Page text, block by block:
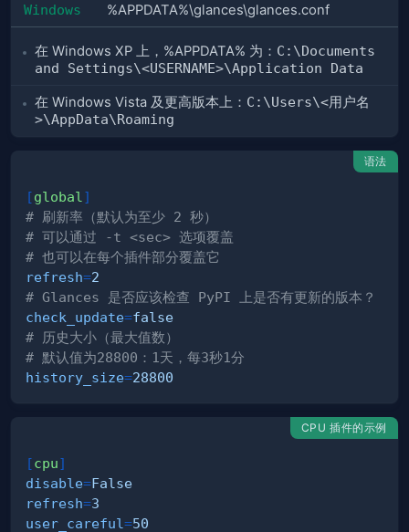
Windows %APPDATA%\glances\glances.conf
在 Windows XP 上，%APPDATA% 为： C:\Documents
and Settings\<USERNAME>\Application Data
在 Windows Vista 及更高版本上： C:\Users\<用户名
>\AppData\Roaming
语法
[global ]
# 刷新率（默认为至少 2 秒）
# 可以通过 -t <sec> 选项覆盖
# 也可以在每个插件部分覆盖它
refresh=2
# Glances 是否应该检查 PyPI 上是否有更新的版本？
check_update=false
# 历史大小（最大值数）
# 默认值为28800：1天，每3秒1分
history_size=28800
CPU 插件的示例
[cpu]
disable=False
refresh=3
user_careful=50